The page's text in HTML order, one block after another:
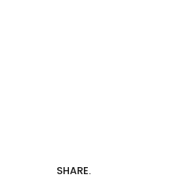
SHARE.